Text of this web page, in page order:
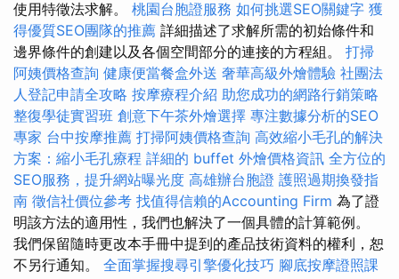
使用特徵法求解。 桃園台胞證服務 如何挑選SEO關鍵字 獲
得優質SEO團隊的推薦 詳細描述了求解所需的初始條件和
邊界條件的創建以及各個空間部分的連接的方程組。 打掃
阿姨價格查詢 健康便當餐盒外送 奢華高級外燴體驗 社團法
人登記申請全攻略 按摩療程介紹 助您成功的網路行銷策略
整復學徒實習班 創意下午茶外燴選擇 專注數據分析的SEO
專家 台中按摩推薦 打掃阿姨價格查詢 高效縮小毛孔的解決
方案：縮小毛孔療程 詳細的 buffet 外燴價格資訊 全方位的
SEO服務，提升網站曝光度 高雄辦台胞證 護照過期換發指
南 徵信社價位參考 找值得信賴的Accounting Firm 為了證
明該方法的適用性，我們也解決了一個具體的計算範例。
我們保留隨時更改本手冊中提到的產品技術資料的權利，恕
不另行通知。 全面掌握搜尋引擎優化技巧 腳底按摩證照課